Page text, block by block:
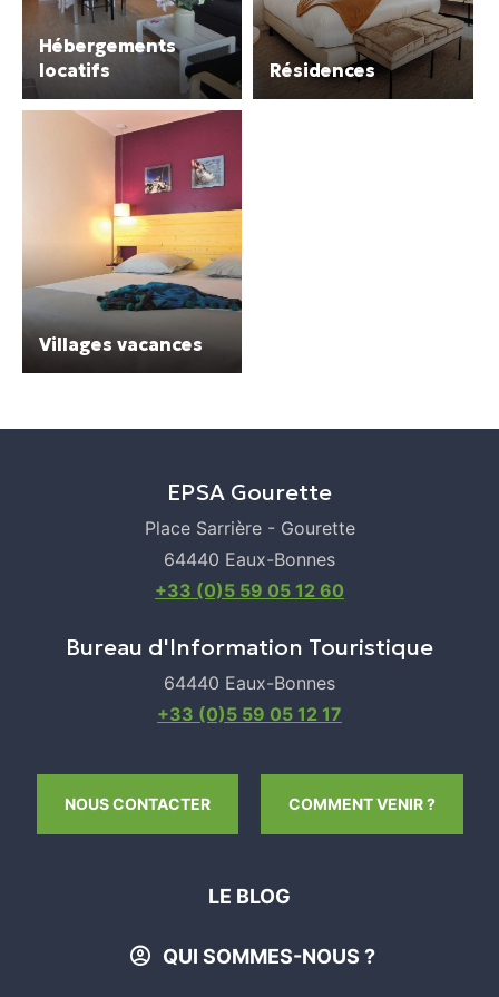
Hébergements
locatifs
Résidences
Villages vacances
EPSA Gourette
Place Sarrière - Gourette
64440 Eaux-Bonnes
+33 (0)5 59 05 12 60
Bureau d'Information Touristique
64440 Eaux-Bonnes
+33 (0)5 59 05 12 17
NOUS CONTACTER COMMENT VENIR ?
LE BLOG
QUI SOMMES-NOUS ?